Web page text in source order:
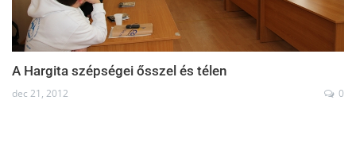
A Hargita szépségei ősszel és télen
dec 21, 2012 0